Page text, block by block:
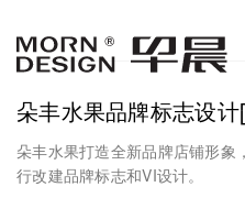
朵丰水果品牌标志设
朵丰水果打造全新品牌店铺形
行改建品牌标志和VI设计。